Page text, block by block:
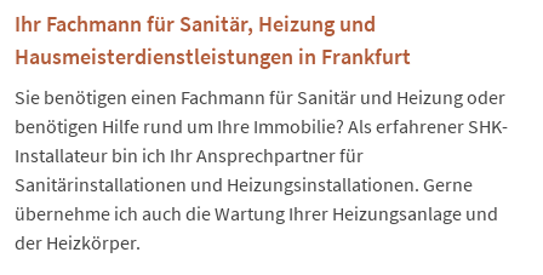
Ihr Fachmann für Sanitär, Heizung und
Hausmeisterdienstleistungen in Frankfurt
Sie benötigen einen Fachmann für Sanitär und Heizung oder
benötigen Hilfe rund um Ihre Immobilie? Als erfahrener SHK-
Installateur bin ich Ihr Ansprechpartner für
Sanitärinstallationen und Heizungsinstallationen. Gerne
übernehme ich auch die Wartung Ihrer Heizungsanlage und
der Heizkörper.